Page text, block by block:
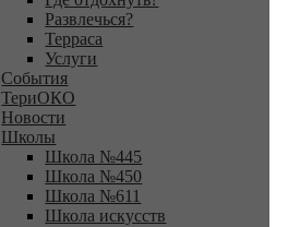
Развлечься?
Терраса
Услуги
События
ТериОКО
Новости
Школы
Школа №445
Школа №450
Школа №611
Школа искусств